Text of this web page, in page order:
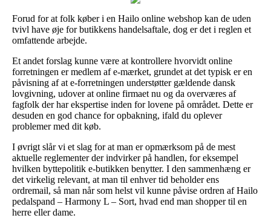
Forud for at folk køber i en Hailo online webshop kan de uden
tvivl have øje for butikkens handelsaftale, dog er det i reglen et
omfattende arbejde.
Et andet forslag kunne være at kontrollere hvorvidt online
forretningen er medlem af e-mærket, grundet at det typisk er en
påvisning af at e-forretningen understøtter gældende dansk
lovgivning, udover at online firmaet nu og da overværes af
fagfolk der har ekspertise inden for lovene på området. Dette er
desuden en god chance for opbakning, ifald du oplever
problemer med dit køb.
I øvrigt slår vi et slag for at man er opmærksom på de mest
aktuelle reglementer der indvirker på handlen, for eksempel
hvilken byttepolitik e-butikken benytter. I den sammenhæng er
det virkelig relevant, at man til enhver tid beholder ens
ordremail, så man når som helst vil kunne påvise ordren af Hailo
pedalspand – Harmony L – Sort, hvad end man shopper til en
herre eller dame.